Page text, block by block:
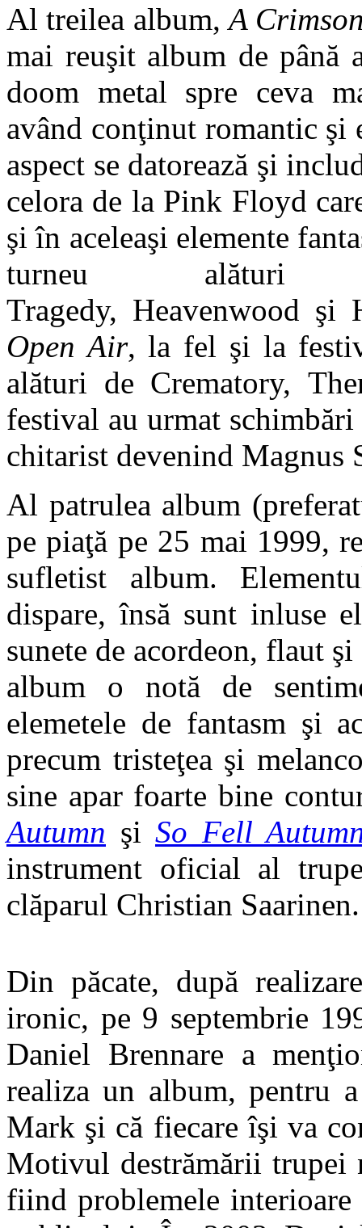
Al treilea album,A
mai reuşit album de până
doom metal spre ceva
având conţinut romantic şi
aspect se datorează şi
celora de la Pink Floyd
şi în aceleaşi elemente
turneu
Tragedy, Heavenwood
Open Air, la fel şi la
alături de Crematory,
festival au urmat
chitarist devenind Magnus
Al patrulea album
pe piaţă pe 25 mai 1999,
sufletist album.
dispare, însă sunt inluse
sunete de acordeon, flaut
album o notă de
elemetele de fantasm şi
precum tristeţea şi
sine apar foarte bine
Autumn şi So Fell
instrument oficial al
clăparul Christian Saarinen.
Din păcate, după
ironic, pe 9 septembrie
Daniel Brennare a
realiza un album, pentru
Mark şi că fiecare îşi va
Motivul destrămării trupei
fiind problemele